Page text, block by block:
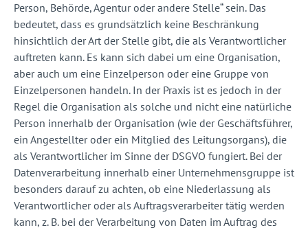
Person, Behörde, Agentur oder andere Stelle“ sein. Das
bedeutet, dass es grundsätzlich keine Beschränkung
hinsichtlich der Art der Stelle gibt, die als Verantwortlicher
auftreten kann. Es kann sich dabei um eine Organisation,
aber auch um eine Einzelperson oder eine Gruppe von
Einzelpersonen handeln. In der Praxis ist es jedoch in der
Regel die Organisation als solche und nicht eine natürliche
Person innerhalb der Organisation (wie der Geschäftsführer,
ein Angestellter oder ein Mitglied des Leitungsorgans), die
als Verantwortlicher im Sinne der DSGVO fungiert. Bei der
Datenverarbeitung innerhalb einer Unternehmensgruppe ist
besonders darauf zu achten, ob eine Niederlassung als
Verantwortlicher oder als Auftragsverarbeiter tätig werden
kann, z. B. bei der Verarbeitung von Daten im Auftrag des